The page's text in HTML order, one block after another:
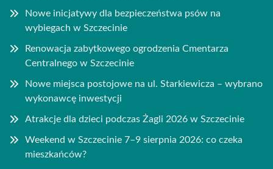
Nowe inicjatywy dla bezpieczeństwa psów na
wybiegach w Szczecinie
Renowacja zabytkowego ogrodzenia Cmentarza
Centralnego w Szczecinie
Nowe miejsca postojowe na ul. Starkiewicza – wybrano
wykonawcę inwestycji
Atrakcje dla dzieci podczas Żagli 2026 w Szczecinie
Weekend w Szczecinie 7–9 sierpnia 2026: co czeka
mieszkańców?